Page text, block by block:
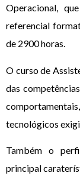
Operacional,
referencial
de 2900 horas.
O curso de
das
tecnológicos
Também o
principal